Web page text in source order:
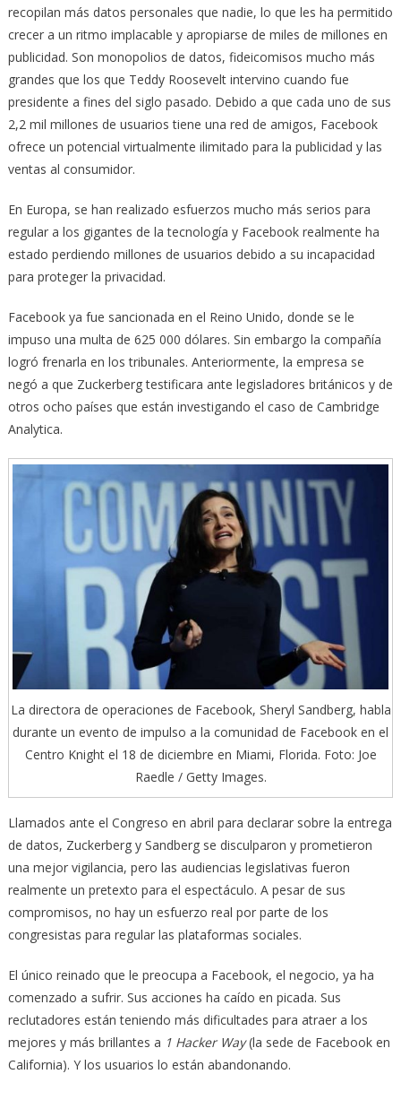
recopilan más datos personales que nadie, lo que les ha permitido
crecer a un ritmo implacable y apropiarse de miles de millones en
publicidad. Son monopolios de datos, fideicomisos mucho más
grandes que los que Teddy Roosevelt intervino cuando fue
presidente a fines del siglo pasado. Debido a que cada uno de sus
2,2 mil millones de usuarios tiene una red de amigos, Facebook
ofrece un potencial virtualmente ilimitado para la publicidad y las
ventas al consumidor.
En Europa, se han realizado esfuerzos mucho más serios para
regular a los gigantes de la tecnología y Facebook realmente ha
estado perdiendo millones de usuarios debido a su incapacidad
para proteger la privacidad.
Facebook ya fue sancionada en el Reino Unido, donde se le
impuso una multa de 625 000 dólares. Sin embargo la compañía
logró frenarla en los tribunales. Anteriormente, la empresa se
negó a que Zuckerberg testificara ante legisladores británicos y de
otros ocho países que están investigando el caso de Cambridge
Analytica.
La directora de operaciones de Facebook, Sheryl Sandberg, habla
durante un evento de impulso a la comunidad de Facebook en el
Centro Knight el 18 de diciembre en Miami, Florida. Foto: Joe
Raedle / Getty Images.
Llamados ante el Congreso en abril para declarar sobre la entrega
de datos, Zuckerberg y Sandberg se disculparon y prometieron
una mejor vigilancia, pero las audiencias legislativas fueron
realmente un pretexto para el espectáculo. A pesar de sus
compromisos, no hay un esfuerzo real por parte de los
congresistas para regular las plataformas sociales.
El único reinado que le preocupa a Facebook, el negocio, ya ha
comenzado a sufrir. Sus acciones ha caído en picada. Sus
reclutadores están teniendo más dificultades para atraer a los
mejores y más brillantes a 1 Hacker Way(la sede de Facebook en
California). Y los usuarios lo están abandonando.